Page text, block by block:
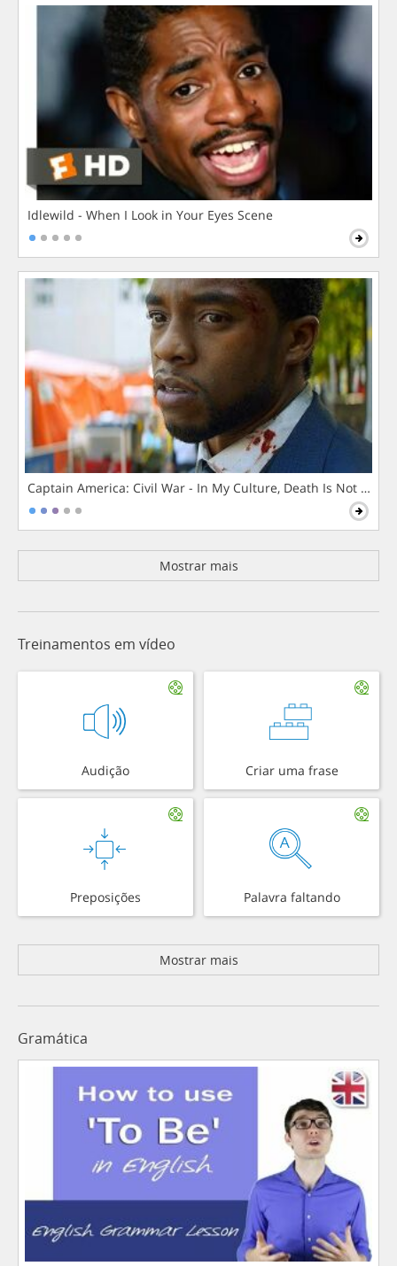
Idlewild - When I Look in Your Eyes Scene
Captain America: Civil War - In My Culture, Death Is Not The
Mostrar mais
Treinamentos em vídeo
Audição Criar uma frase
Preposições Palavra faltando
Mostrar mais
Gramática